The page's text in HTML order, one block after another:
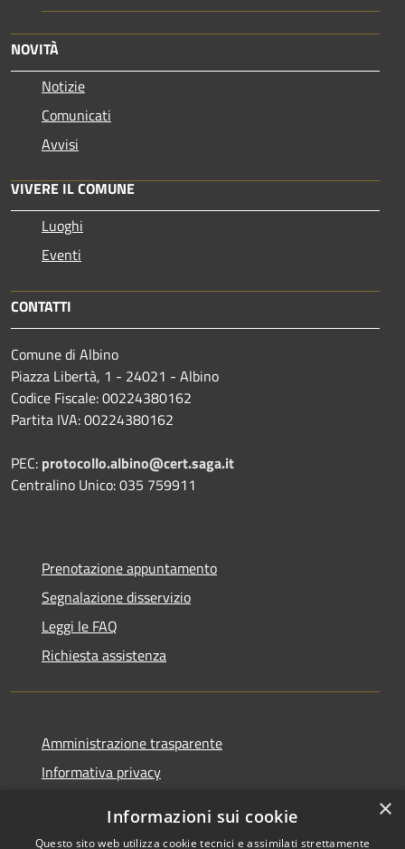
NOVITÀ
Notizie
Comunicati
Avvisi
VIVERE IL COMUNE
Luoghi
Eventi
CONTATTI
Comune di Albino
Piazza Libertà, 1 - 24021 - Albino
Codice Fiscale: 00224380162
Partita IVA: 00224380162
PEC: protocollo.albino@cert.saga.it
Centralino Unico: 035 759911
Prenotazione appuntamento
Segnalazione disservizio
Leggi le FAQ
Richiesta assistenza
Amministrazione trasparente
Informativa privacy
Dichiarazione di accessibilità
×
Informazioni sui cookie
Questo sito web utilizza cookie tecnici e assimilati strettamente